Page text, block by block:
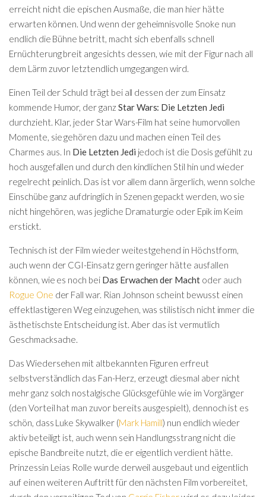
erreicht nicht die epischen Ausmaße, die man hier hätte
erwarten können. Und wenn der geheimnisvolle Snoke nun
endlich die Bühne betritt, macht sich ebenfalls schnell
Ernüchterung breit angesichts dessen, wie mit der Figur nach all
dem Lärm zuvor letztendlich umgegangen wird.
Einen Teil der Schuld trägt bei all dessen der zum Einsatz
kommende Humor, der ganz Star Wars: Die Letzten Jedi
durchzieht. Klar, jeder Star Wars-Film hat seine humorvollen
Momente, sie gehören dazu und machen einen Teil des
Charmes aus. In Die Letzten Jedi jedoch ist die Dosis gefühlt zu
hoch ausgefallen und durch den kindlichen Stil hin und wieder
regelrecht peinlich. Das ist vor allem dann ärgerlich, wenn solche
Einschübe ganz aufdringlich in Szenen gepackt werden, wo sie
nicht hingehören, was jegliche Dramaturgie oder Epik im Keim
erstickt.
Technisch ist der Film wieder weitestgehend in Höchstform,
auch wenn der CGI-Einsatz gern geringer hätte ausfallen
können, wie es noch bei Das Erwachen der Macht oder auch
Rogue One der Fall war. Rian Johnson scheint bewusst einen
effektlastigeren Weg einzugehen, was stilistisch nicht immer die
ästhetischste Entscheidung ist. Aber das ist vermutlich
Geschmacksache.
Das Wiedersehen mit altbekannten Figuren erfreut
selbstverständlich das Fan-Herz, erzeugt diesmal aber nicht
mehr ganz solch nostalgische Glücksgefühle wie im Vorgänger
(den Vorteil hat man zuvor bereits ausgespielt), dennoch ist es
schön, dass Luke Skywalker (Mark Hamill) nun endlich wieder
aktiv beteiligt ist, auch wenn sein Handlungsstrang nicht die
epische Bandbreite nutzt, die er eigentlich verdient hätte.
Prinzessin Leias Rolle wurde derweil ausgebaut und eigentlich
auf einen weiteren Auftritt für den nächsten Film vorbereitet,